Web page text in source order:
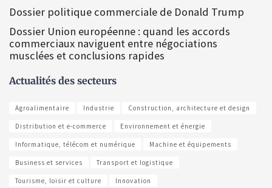
Dossier politique commerciale de Donald Trump
Dossier Union européenne : quand les accords
commerciaux naviguent entre négociations
musclées et conclusions rapides
Actualités des secteurs
Agroalimentaire Industrie Construction, architecture et design
Distribution et e-commerce Environnement et énergie
Informatique, télécom et numérique Machine et équipements
Business et services Transport et logistique
Tourisme, loisir et culture Innovation